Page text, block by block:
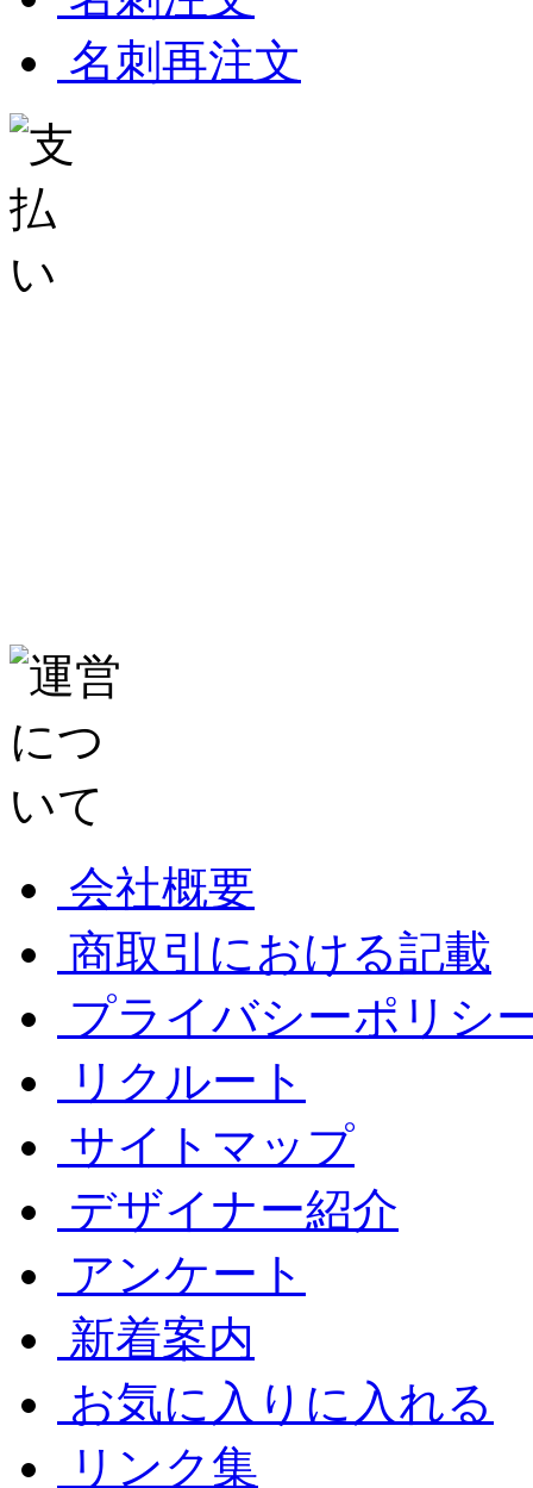
名刺再注文
会社概要
商取引における記載
プライバシーポリシ
リクルート
サイトマップ
デザイナー紹介
アンケート
新着案内
お気に入りに入れる
リンク集